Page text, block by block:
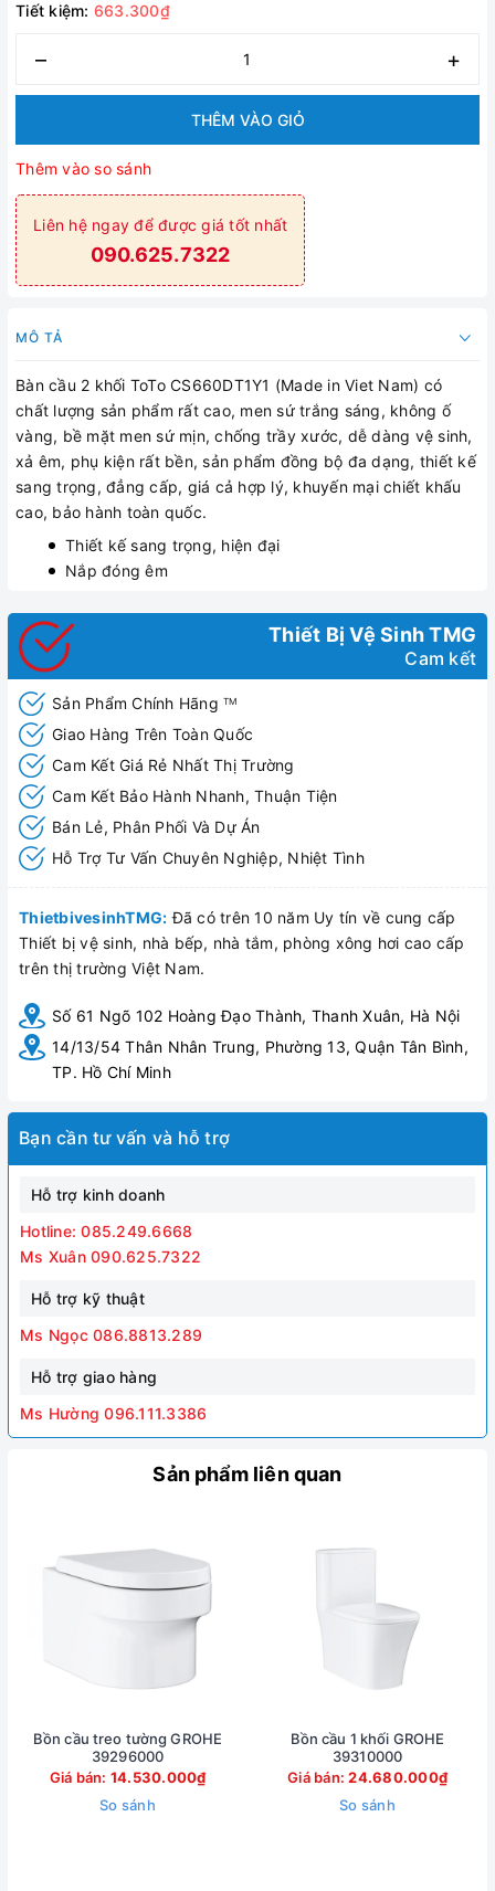
Tiết kiệm: 663.300₫
– +
THÊM VÀO GIỎ
Thêm vào so sánh
Liên hệ ngay để được giá tốt nhất
090.625.7322
MÔ TẢ
Bàn cầu 2 khối ToTo CS660DT1Y1 (Made in Viet Nam) có
chất lượng sản phẩm rất cao, men sứ trắng sáng, không ố
vàng, bề mặt men sứ mịn, chống trầy xước, dễ dàng vệ sinh,
xả êm, phụ kiện rất bền, sản phẩm đồng bộ đa dạng, thiết kế
sang trọng, đẳng cấp, giá cả hợp lý, khuyến mại chiết khấu
cao, bảo hành toàn quốc.
Thiết kế sang trọng, hiện đại
Nắp đóng êm
Thiết Bị Vệ Sinh TMG
Cam kết
Sản Phẩm Chính Hãng TM
Giao Hàng Trên Toàn Quốc
Cam Kết Giá Rẻ Nhất Thị Trường
Cam Kết Bảo Hành Nhanh, Thuận Tiện
Bán Lẻ, Phân Phối Và Dự Án
Hỗ Trợ Tư Vấn Chuyên Nghiệp, Nhiệt Tình
ThietbivesinhTMG: Đã có trên 10 năm Uy tín về cung cấp
Thiết bị vệ sinh, nhà bếp, nhà tắm, phòng xông hơi cao cấp
trên thị trường Việt Nam.
Số 61 Ngõ 102 Hoàng Đạo Thành, Thanh Xuân, Hà Nội
14/13/54 Thân Nhân Trung, Phường 13, Quận Tân Bình,
TP. Hồ Chí Minh
Bạn cần tư vấn và hỗ trợ
Hỗ trợ kinh doanh
Hotline: 085.249.6668
Ms Xuân 090.625.7322
Hỗ trợ kỹ thuật
Ms Ngọc 086.8813.289
Hỗ trợ giao hàng
Ms Hường 096.111.3386
Sản phẩm liên quan
Bồn cầu treo tường GROHE
39296000
Giá bán: 14.530.000₫
So sánh
Bồn cầu 1 khối GROHE
39310000
Giá bán:24.680.000₫
So sánh